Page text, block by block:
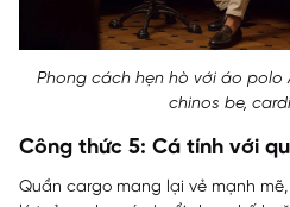
Phong cách hẹn hò với áo polo
chinos be,
Công thức 5: Cá tính với
Quần cargo mang lại vẻ mạnh